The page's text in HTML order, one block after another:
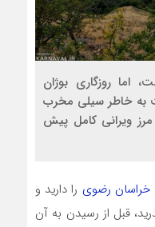
اما روزگاری بوژان
به خاطر سیلی مخرب
مرز ویرانی کامل پیش
خراسان رضوی را دارید و
قبل از رسیدن به آن